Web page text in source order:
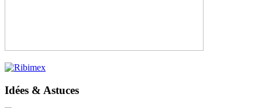
Idées & Astuces